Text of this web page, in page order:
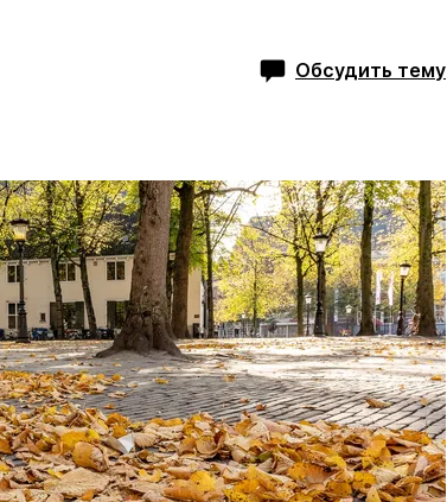
Обсудить тему